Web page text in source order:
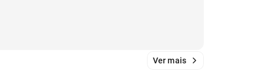
Ver mais